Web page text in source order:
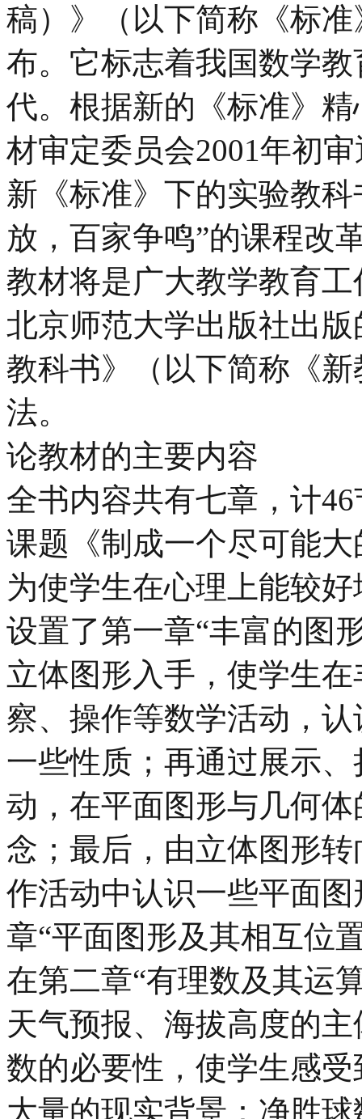
稿）》（以下简称《标
布。它标志着我国数学
代。根据新的《标准》
材审定委员会2001年初
新《标准》下的实验教
放，百家争鸣”的课程改
教材将是广大教学教育
北京师范大学出版社出
教科书》（以下简称《
法。
论教材的主要内容
全书内容共有七章，计
课题《制成一个尽可能
为使学生在心理上能较
设置了第一章“丰富的图
立体图形入手，使学生
察、操作等数学活动，
一些性质；再通过展示
动，在平面图形与几何
念；最后，由立体图形
作活动中认识一些平面
章“平面图形及其相互位
在第二章“有理数及其运
天气预报、海拔高度的
数的必要性，使学生感
大量的现实背景：净胜